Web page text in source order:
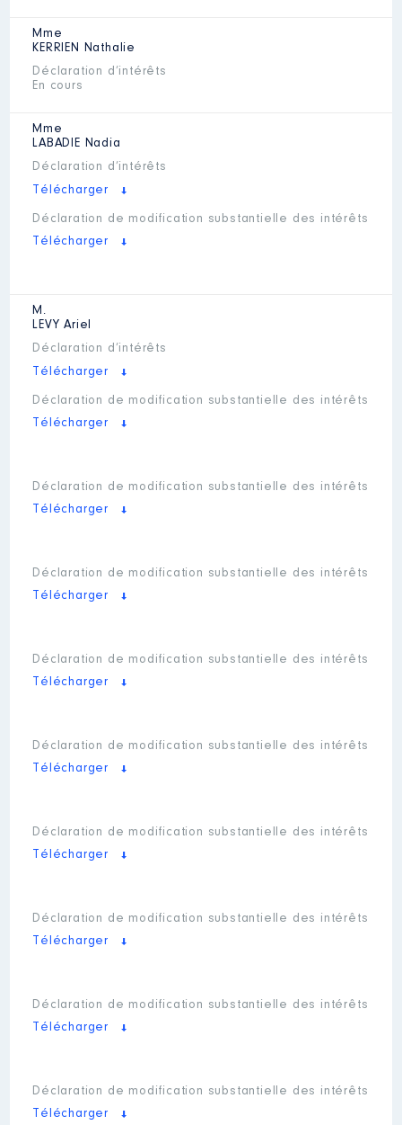
Mme
KERRIEN Nathalie
Déclaration d’intérêts
En cours
Mme
LABADIE Nadia
Déclaration d’intérêts
Télécharger
Déclaration de modification substantielle des intérêts
Télécharger
M.
LEVY Ariel
Déclaration d’intérêts
Télécharger
Déclaration de modification substantielle des intérêts
Télécharger
Déclaration de modification substantielle des intérêts
Télécharger
Déclaration de modification substantielle des intérêts
Télécharger
Déclaration de modification substantielle des intérêts
Télécharger
Déclaration de modification substantielle des intérêts
Télécharger
Déclaration de modification substantielle des intérêts
Télécharger
Déclaration de modification substantielle des intérêts
Télécharger
Déclaration de modification substantielle des intérêts
Télécharger
Déclaration de modification substantielle des intérêts
Télécharger